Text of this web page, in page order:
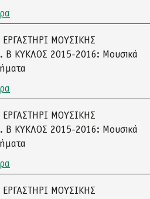
ΕΡΓΑΣΤΗΡΙ ΜΟΥΣΙΚΗΣ
Β ΚΥΚΛΟΣ 2015-2016: Μουσικά
ΕΡΓΑΣΤΗΡΙ ΜΟΥΣΙΚΗΣ
Β ΚΥΚΛΟΣ 2015-2016: Μουσικά
ΕΡΓΑΣΤΗΡΙ ΜΟΥΣΙΚΗΣ